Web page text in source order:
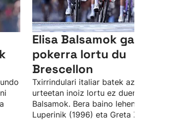
Elisa Balsamok garaipen
pokerra lortu du
Brescellon
Txirrindulari italiar batek azken 25
urteetan inoiz lortu ez duena erditsi
Balsamok. Bera baino lehen, Fabiana
Luperinik (1996) eta Greta Zoccak